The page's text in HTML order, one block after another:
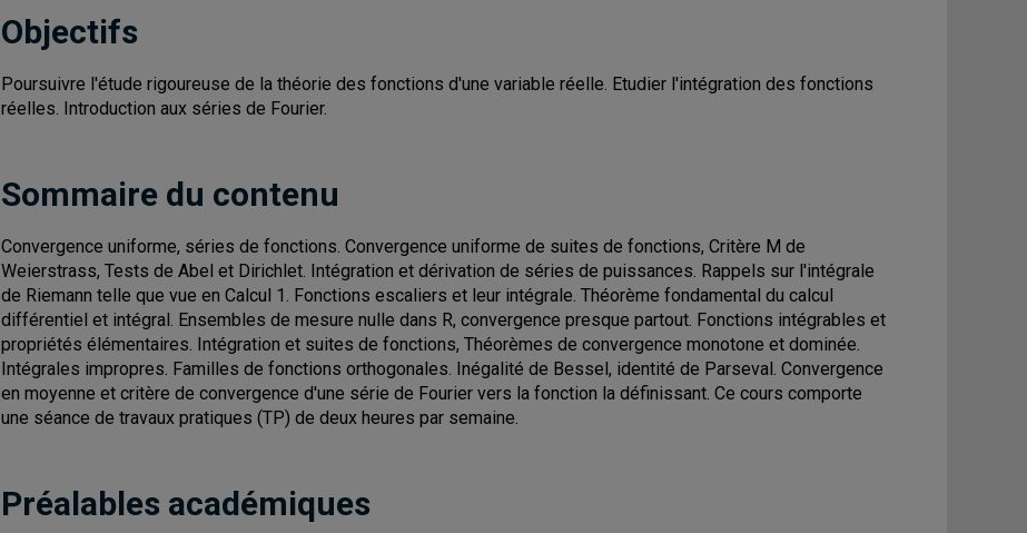
Objectifs
Poursuivre l'étude rigoureuse de la théorie des fonctions d'une variable réelle. Etudier l'intégration des fonctions
réelles. Introduction aux séries de Fourier.
Sommaire du contenu
Convergence uniforme, séries de fonctions. Convergence uniforme de suites de fonctions, Critère M de
Weierstrass, Tests de Abel et Dirichlet. Intégration et dérivation de séries de puissances. Rappels sur l'intégrale
de Riemann telle que vue en Calcul 1. Fonctions escaliers et leur intégrale. Théorème fondamental du calcul
différentiel et intégral. Ensembles de mesure nulle dans R, convergence presque partout. Fonctions intégrables et
propriétés élémentaires. Intégration et suites de fonctions, Théorèmes de convergence monotone et dominée.
Intégrales impropres. Familles de fonctions orthogonales. Inégalité de Bessel, identité de Parseval. Convergence
en moyenne et critère de convergence d'une série de Fourier vers la fonction la définissant. Ce cours comporte
une séance de travaux pratiques (TP) de deux heures par semaine.
Préalables académiques